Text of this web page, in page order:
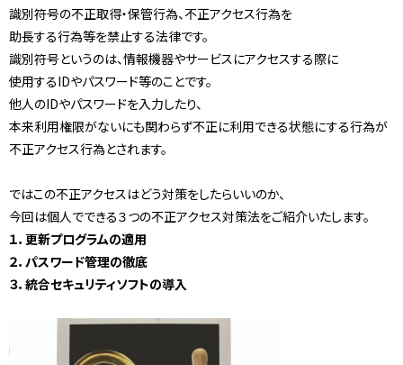
識別符号の不正取得・保管行為、不正アクセス行為を
助長する行為等を禁止する法律です。
識別符号というのは、情報機器やサービスにアクセスする際に
使用するIDやパスワード等のことです。
他人のIDやパスワードを入力したり、
本来利用権限がないにも関わらず不正に利用できる状態にする行為が
不正アクセス行為とされます。
ではこの不正アクセスはどう対策をしたらいいのか、
今回は個人でできる３つの不正アクセス対策法をご紹介いたします。
１．更新プログラムの適用
２．パスワード管理の徹底
３．統合セキュリティソフトの導入